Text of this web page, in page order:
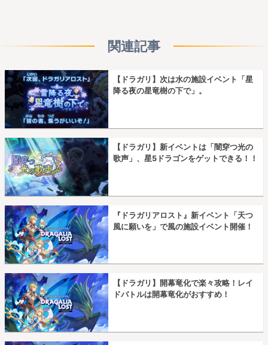
関連記事
【ドラガリ】次は水の施設イベント「星
降る夜の星竜樹の下で」。
【ドラガリ】新イベントは「闇穿つ光の
歌声」、星5ドラゴンをゲットできる！！
『ドラガリアロスト』新イベント「天つ
風に願いを」で風の施設イベント開催！
【ドラガリ】開幕竜化で楽々攻略！レイ
ドバトルは開幕竜化がおすすめ！